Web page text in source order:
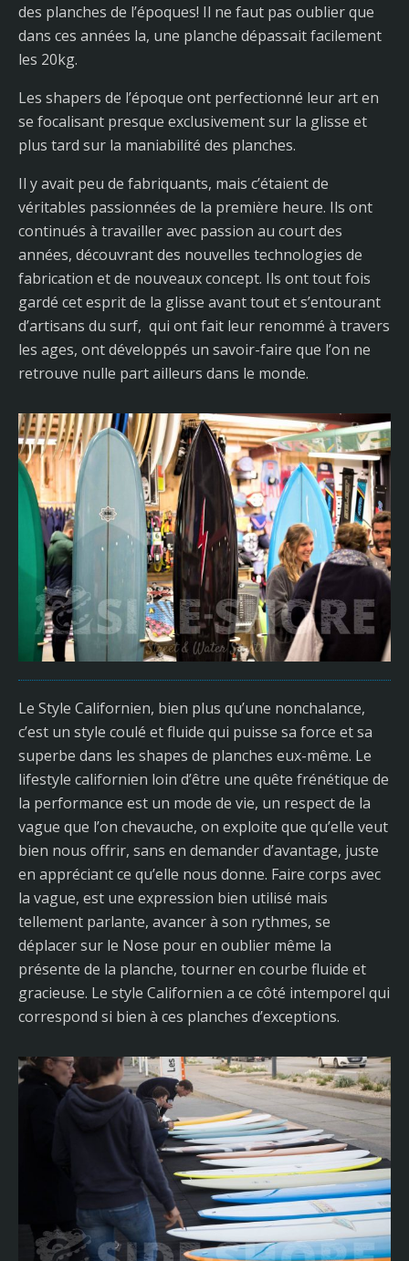
des planches de l’époques! Il ne faut pas oublier que
dans ces années la, une planche dépassait facilement
les 20kg.
Les shapers de l’époque ont perfectionné leur art en
se focalisant presque exclusivement sur la glisse et
plus tard sur la maniabilité des planches.
Il y avait peu de fabriquants, mais c’étaient de
véritables passionnées de la première heure. Ils ont
continués à travailler avec passion au court des
années, découvrant des nouvelles technologies de
fabrication et de nouveaux concept. Ils ont tout fois
gardé cet esprit de la glisse avant tout et s’entourant
d’artisans du surf, qui ont fait leur renommé à travers
les ages, ont développés un savoir-faire que l’on ne
retrouve nulle part ailleurs dans le monde.
Le Style Californien, bien plus qu’une nonchalance,
c’est un style coulé et fluide qui puisse sa force et sa
superbe dans les shapes de planches eux-même. Le
lifestyle californien loin d’être une quête frénétique de
la performance est un mode de vie, un respect de la
vague que l’on chevauche, on exploite que qu’elle veut
bien nous offrir, sans en demander d’avantage, juste
en appréciant ce qu’elle nous donne. Faire corps avec
la vague, est une expression bien utilisé mais
tellement parlante, avancer à son rythmes, se
déplacer sur le Nose pour en oublier même la
présente de la planche, tourner en courbe fluide et
gracieuse. Le style Californien a ce côté intemporel qui
correspond si bien à ces planches d’exceptions.